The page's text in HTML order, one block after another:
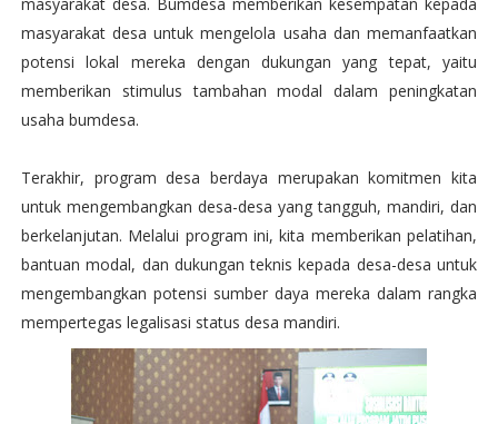
masyarakat desa untuk mengelola usaha dan memanfaatkan
potensi lokal mereka dengan dukungan yang tepat, yaitu
memberikan stimulus tambahan modal dalam peningkatan
usaha bumdesa.
Terakhir, program desa berdaya merupakan komitmen kita
untuk mengembangkan desa-desa yang tangguh, mandiri, dan
berkelanjutan. Melalui program ini, kita memberikan pelatihan,
bantuan modal, dan dukungan teknis kepada desa-desa untuk
mengembangkan potensi sumber daya mereka dalam rangka
mempertegas legalisasi status desa mandiri.